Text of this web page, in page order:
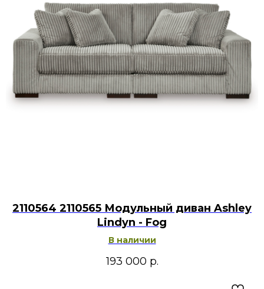
2110564 2110565 Модульный диван Ashley
Lindyn - Fog
В наличии
193 000 р.